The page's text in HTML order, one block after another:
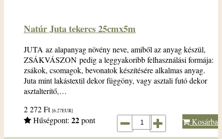
Natúr Juta tekercs 25cmx5m
JUTA az alapanyag növény neve, amiből az anyag készül,
ZSÁKVÁSZON pedig a leggyakoribb felhasználási formája:
zsákok, csomagok, bevonatok készítésére alkalmas anyag.
Juta mint lakástextil dekor függöny, vagy asztali futó dekor
asztalterítő,…
2 272Ft [6.27EUR]
Hűségpont: 22pont Kosárba